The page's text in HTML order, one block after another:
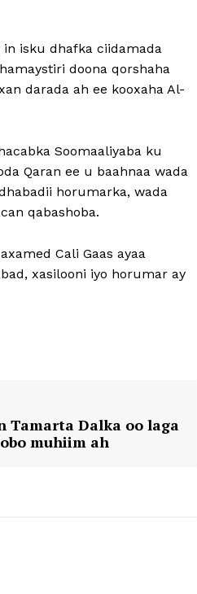
in isku dhafka ciidamada
doona qorshaha
darada ah ee kooxaha Al-
Soomaaliyaba ku
Qaran ee u baahnaa wada
horumarka, wada
qabashoba.
Cali Gaas ayaa
xasilooni iyo horumar ay
Tamarta Dalka oo laga
muhiim ah